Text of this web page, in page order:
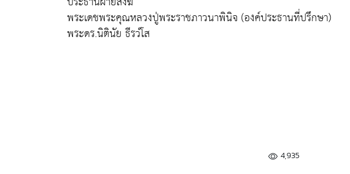
พระเดชพระคุณหลวงปู่พระราชภาวนาพินิจ (องค์ประธานที่ปรึกษา)
พระดร.นิตินัย ธีรวํโส
4,935